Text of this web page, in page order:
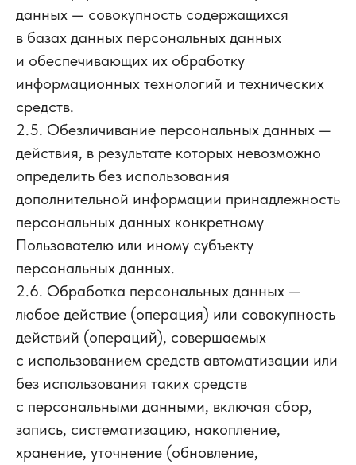
данных — совокупность содержащихся
в базах данных персональных данных
и обеспечивающих их обработку
информационных технологий и технических
средств.
2.5. Обезличивание персональных данных —
действия, в результате которых невозможно
определить без использования
дополнительной информации принадлежность
персональных данных конкретному
Пользователю или иному субъекту
персональных данных.
2.6. Обработка персональных данных —
любое действие (операция) или совокупность
действий (операций), совершаемых
с использованием средств автоматизации или
без использования таких средств
с персональными данными, включая сбор,
запись, систематизацию, накопление,
хранение, уточнение (обновление,